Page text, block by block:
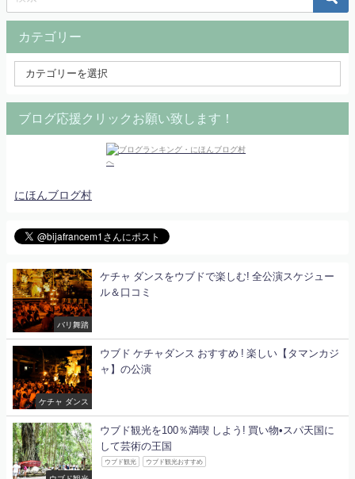
カテゴリー
ブログ応援クリックお願い致します！
にほんブログ村
バリ舞踏
ケチャ ダンスをウブドで楽しむ! 全公演スケジュー
ル＆口コミ
ケチャ ダンス
ウブド ケチャダンス おすすめ ! 楽しい【タマンカジ
ャ】の公演
ウブド観光を100％満喫 しよう! 買い物•スパ天国に
して芸術の王国
ウブド観光 ウブド観光おすすめ